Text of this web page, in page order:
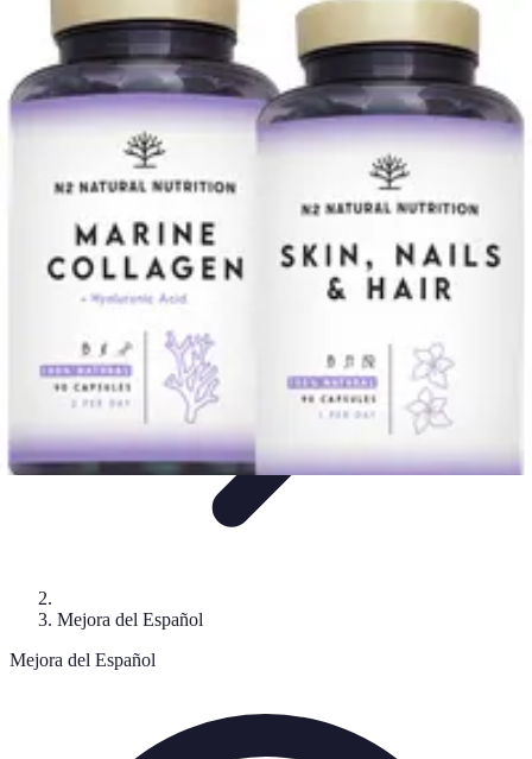
Formación en Español
Consejos y Estrategias
Consejos de AprendizajeMétodos de
AprendizajeEducación OnlineAprendizaje de Idiomas
Formación en Español
Mejora del Español
Mejora del Español